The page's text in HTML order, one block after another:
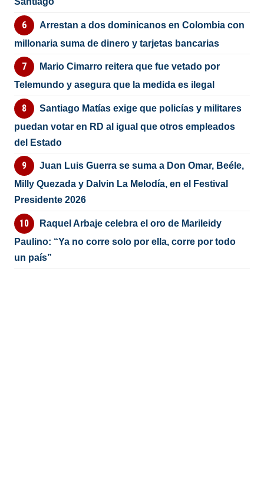
Arrestan a dos dominicanos en Colombia con
millonaria suma de dinero y tarjetas bancarias
Mario Cimarro reitera que fue vetado por
Telemundo y asegura que la medida es ilegal
Santiago Matías exige que policías y militares
puedan votar en RD al igual que otros empleados
del Estado
Juan Luis Guerra se suma a Don Omar, Beéle,
Milly Quezada y Dalvin La Melodía, en el Festival
Presidente 2026
Raquel Arbaje celebra el oro de Marileidy
Paulino: “Ya no corre solo por ella, corre por todo
un país”